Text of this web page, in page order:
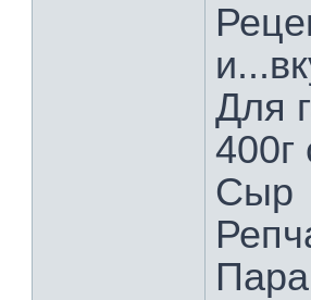
Для
Сыр